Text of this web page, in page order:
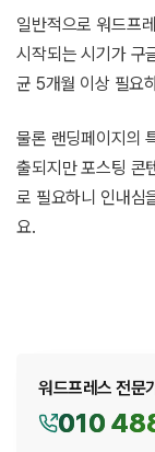
일반적으로 워드프
시작되는 시기가 구
균 5개월 이상 필요
물론 랜딩페이지의
출되지만 포스팅 콘
로 필요하니 인내심
요.
워드프레스 전문
010